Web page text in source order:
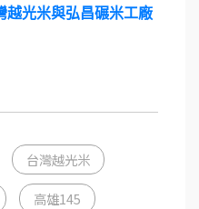
越光米與弘昌碾米工廠
台灣越光米
高雄145